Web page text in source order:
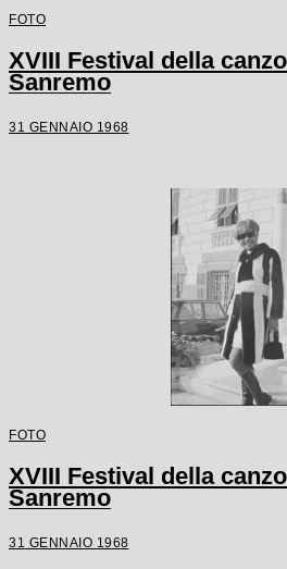
FOTO
XVIII Festival della
Sanremo
31 GENNAIO 1968
FOTO
XVIII Festival della
Sanremo
31 GENNAIO 1968